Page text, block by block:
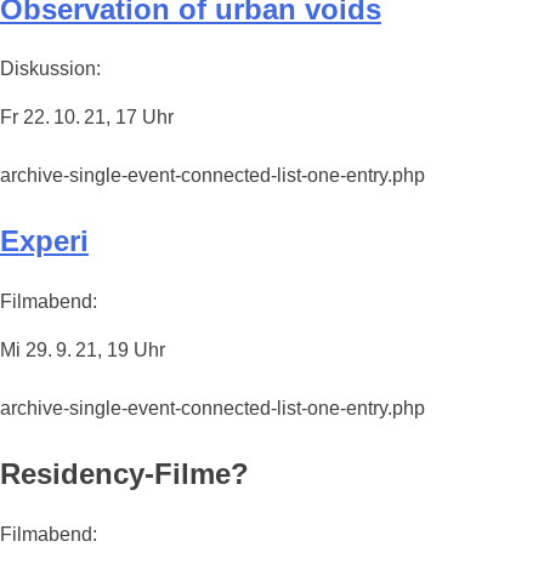
Observation of urban voids
Diskussion:
Fr 22. 10. 21, 17 Uhr
archive-single-event-connected-list-one-entry.php
Experi
Filmabend:
Mi 29. 9. 21, 19 Uhr
archive-single-event-connected-list-one-entry.php
Residency-Filme?
Filmabend: